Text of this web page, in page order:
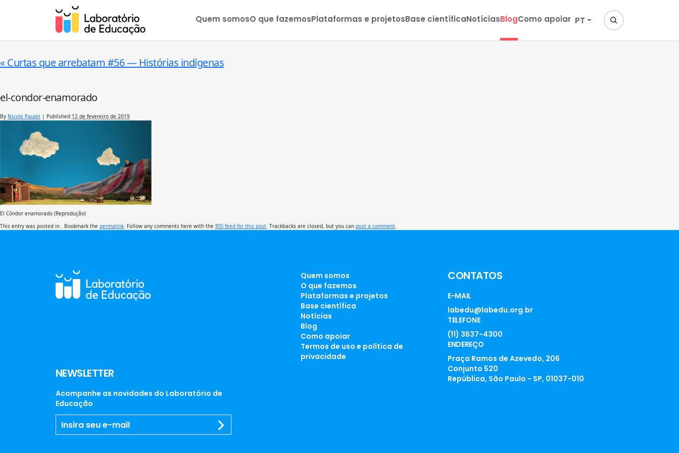
Quem somosO que fazemosPlataformas e projetosBase científicaNotíciasBlogComo apoiar PT
«Curtas que arrebatam #56 — Histórias indígenas
el-condor-enamorado
By Nicole Paulet | Published 12 de fevereiro de 2019
El Cóndor enamorado (Reprodução)
This entry was posted in . Bookmark the permalink . Follow any comments here with the RSS feed for this post . Trackbacks are closed, but you can post a comment
NEWSLETTER
Acompanhe as novidades do Laboratório de
Educação
Quem somos
O que fazemos
Plataformas e projetos
Base científica
Notícias
Blog
Como apoiar
Termos de uso e política de
privacidade
CONTATOS
E-MAIL
labedu@labedu.org.br
TELEFONE
(11) 3637-4300
ENDEREÇO
Praça Ramos de Azevedo, 206
Conjunto 520
República, São Paulo - SP, 01037-010